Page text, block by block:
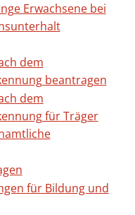
Erwachsene bei
dem
beantragen
dem
für Träger
für Bildung und